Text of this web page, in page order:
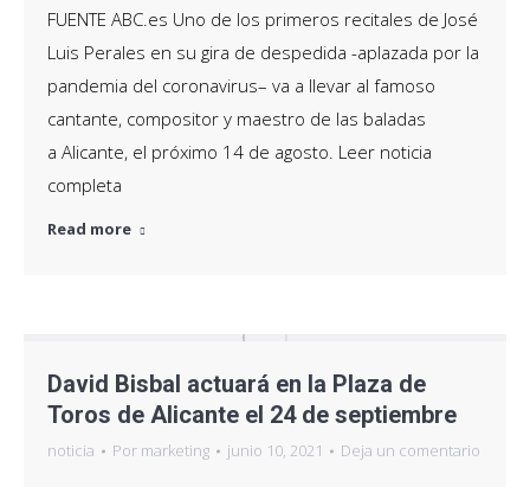
FUENTE ABC.es Uno de los primeros recitales de José
Luis Perales en su gira de despedida -aplazada por la
pandemia del coronavirus– va a llevar al famoso
cantante, compositor y maestro de las baladas
a Alicante, el próximo 14 de agosto. Leer noticia
completa
Read more
David Bisbal actuará en la Plaza de
Toros de Alicante el 24 de septiembre
noticia Por marketing junio 10, 2021 Deja un comentario